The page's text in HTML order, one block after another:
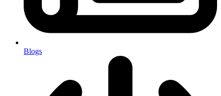
Blogs